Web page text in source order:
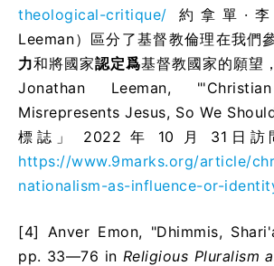
theological-critique/
約拿單·李
Leeman）區分了基督教倫理在我們
力和將國家認定爲基督教國家的願望
Jonathan Leeman,
Misrepresents Jesus, So We
標誌」 2022 年 10 月 31日訪
https://www.9marks.org/article/
nationalism-as-influence-or-
[4] Anver Emon, "Dhimmis,
pp. 33—76 in Religious Pluralism